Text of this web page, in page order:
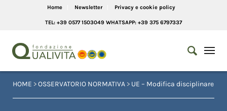
Home Newsletter Privacy e cookie policy
TEL: +39 0577 1503049 WHATSAPP: +39 375 6797337
HOME >OSSERVATORIO NORMATIVA > UE – Modifica disciplinare